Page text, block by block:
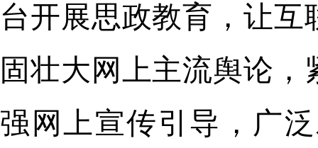
台开展思政教育，让
固壮大网上主流舆论
强网上宣传引导，广